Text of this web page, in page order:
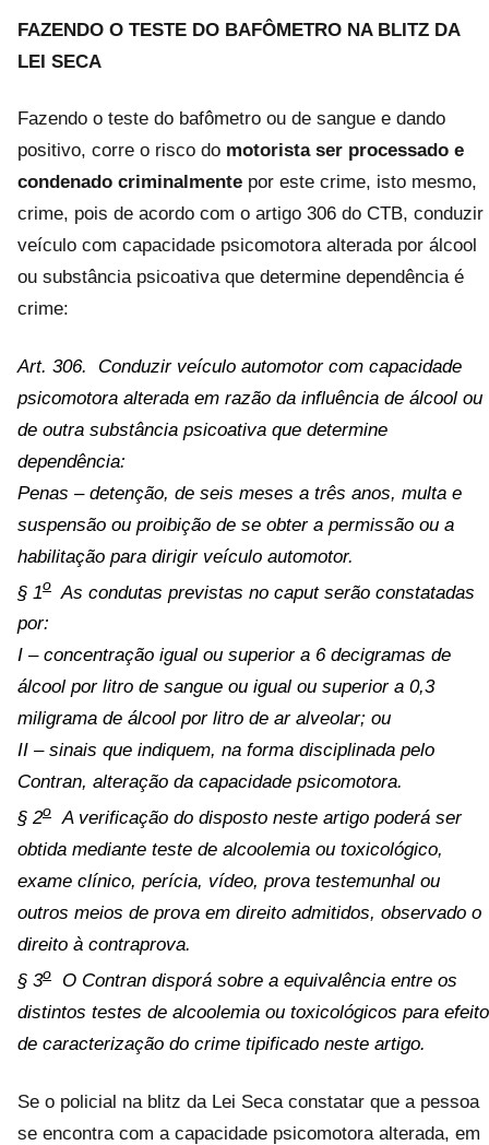
FAZENDO O TESTE DO BAFÔMETRO NA BLITZ DA
LEI SECA
Fazendo o teste do bafômetro ou de sangue e dando
positivo, corre o risco do motorista ser processado e
condenado criminalmente por este crime, isto mesmo,
crime, pois de acordo com o artigo 306 do CTB, conduzir
veículo com capacidade psicomotora alterada por álcool
ou substância psicoativa que determine dependência é
crime:
Art. 306. Conduzir veículo automotor com capacidade
psicomotora alterada em razão da influência de álcool ou
de outra substância psicoativa que determine
dependência:
Penas – detenção, de seis meses a três anos, multa e
suspensão ou proibição de se obter a permissão ou a
habilitação para dirigir veículo automotor.
§ 1o As condutas previstas no caput serão constatadas
por:
I – concentração igual ou superior a 6 decigramas de
álcool por litro de sangue ou igual ou superior a 0,3
miligrama de álcool por litro de ar alveolar; ou
II – sinais que indiquem, na forma disciplinada pelo
Contran, alteração da capacidade psicomotora.
§ 2o A verificação do disposto neste artigo poderá ser
obtida mediante teste de alcoolemia ou toxicológico,
exame clínico, perícia, vídeo, prova testemunhal ou
outros meios de prova em direito admitidos, observado o
direito à contraprova.
§ 3o O Contran disporá sobre a equivalência entre os
distintos testes de alcoolemia ou toxicológicos para efeito
de caracterização do crime tipificado neste artigo.
Se o policial na blitz da Lei Seca constatar que a pessoa
se encontra com a capacidade psicomotora alterada, em